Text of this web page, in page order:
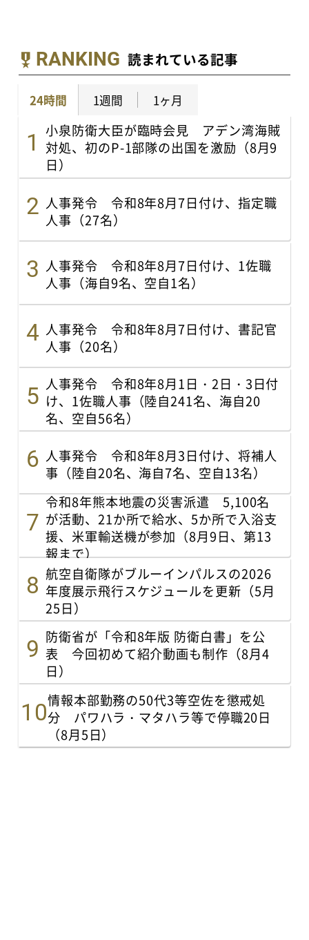
RANKING 読まれている記事
24時間 1週間 1ヶ月
小泉防衛大臣が臨時会見 アデン湾海賊
対処、初のP-1部隊の出国を激励（8月9
日）
人事発令 令和8年8月7日付け、指定職
人事（27名）
人事発令 令和8年8月7日付け、1佐職
人事（海自9名、空自1名）
人事発令 令和8年8月7日付け、書記官
人事（20名）
人事発令 令和8年8月1日・2日・3日付
け、1佐職人事（陸自241名、海自20
名、空自56名）
人事発令 令和8年8月3日付け、将補人
事（陸自20名、海自7名、空自13名）
令和8年熊本地震の災害派遣 5,100名
が活動、21か所で給水、5か所で入浴支
援、米軍輸送機が参加（8月9日、第13
報まで）
航空自衛隊がブルーインパルスの2026
年度展示飛行スケジュールを更新（5月
25日）
防衛省が「令和8年版 防衛白書」を公
表 今回初めて紹介動画も制作（8月4
日）
情報本部勤務の50代3等空佐を懲戒処
分 パワハラ・マタハラ等で停職20日
（8月5日）